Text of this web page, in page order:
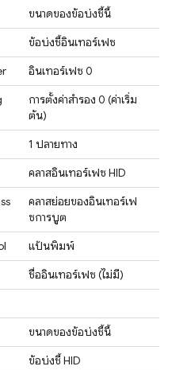
ขนาดของข้อบ่งชี้นี้
ข้อบ่งชี้อินเทอร์เฟซ
อินเทอร์เฟซ 0
การตั้งค่าสำรอง 0 (ค่าเริ่ม
ต้น)
1 ปลายทาง
คลาสอินเทอร์เฟซ HID
คลาสย่อยของอินเทอร์เฟ
ซการบูต
แป้นพิมพ์
ชื่ออินเทอร์เฟซ (ไม่มี)
ขนาดของข้อบ่งชี้นี้
ข้อบ่งชี้ HID